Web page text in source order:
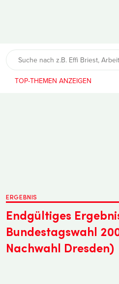
Lehrerfreund
TOP-THEMEN
ERGEBNIS
Endgültiges
Bundestagswahl
Nachwahl Dresden)